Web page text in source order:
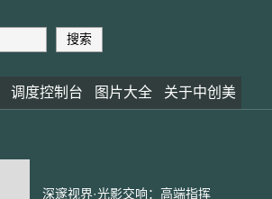
调度控制台 图片大全 关于中创美
深邃视界·光影交响：高端指挥